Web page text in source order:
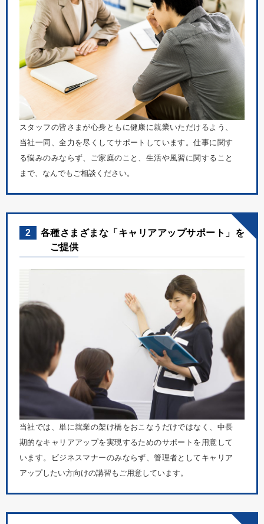
スタッフの皆さまが心身ともに健康に就業いただけるよう、
当社一同、全力を尽くしてサポートしています。仕事に関す
る悩みのみならず、ご家庭のこと、生活や風習に関すること
まで、なんでもご相談ください。
2
各種さまざまな「キャリアアップサポート」を
ご提供
当社では、単に就業の架け橋をおこなうだけではなく、中長
期的なキャリアアップを実現するためのサポートを用意して
います。ビジネスマナーのみならず、管理者としてキャリア
アップしたい方向けの講習もご用意しています。